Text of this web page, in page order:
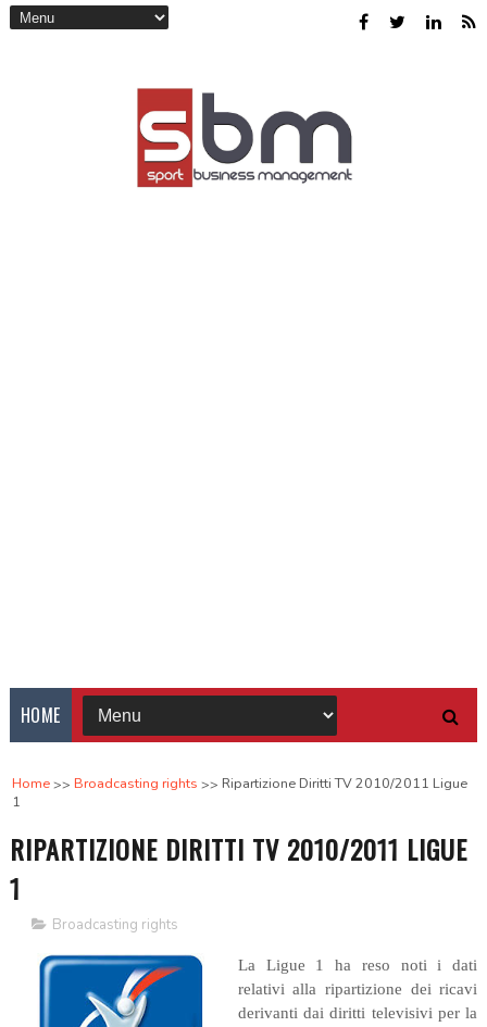
HOME
Home Broadcasting rights
Ripartizione Diritti TV 2010/2011 Ligue
1
RIPARTIZIONE DIRITTI TV 2010/2011 LIGUE
1
Broadcasting rights
La Ligue 1 ha reso noti i dati
relativi alla ripartizione dei ricavi
derivanti dai diritti televisivi per la